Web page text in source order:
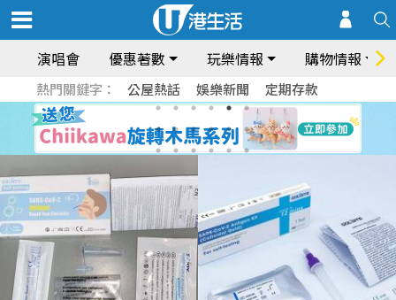
演唱會 優惠著數 玩樂情報 購物情報
熱門關鍵字： 公屋熱話 娛樂新聞 定期存款